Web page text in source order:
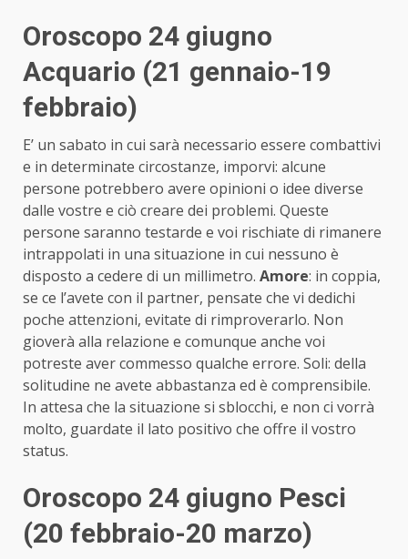
Oroscopo 24 giugno
Acquario (21 gennaio-19
febbraio)
E’ un sabato in cui sarà necessario essere combattivi
e in determinate circostanze, imporvi: alcune
persone potrebbero avere opinioni o idee diverse
dalle vostre e ciò creare dei problemi. Queste
persone saranno testarde e voi rischiate di rimanere
intrappolati in una situazione in cui nessuno è
disposto a cedere di un millimetro. Amore: in coppia,
se ce l’avete con il partner, pensate che vi dedichi
poche attenzioni, evitate di rimproverarlo. Non
gioverà alla relazione e comunque anche voi
potreste aver commesso qualche errore. Soli: della
solitudine ne avete abbastanza ed è comprensibile.
In attesa che la situazione si sblocchi, e non ci vorrà
molto, guardate il lato positivo che offre il vostro
status.
Oroscopo 24 giugno Pesci
(20 febbraio-20 marzo)